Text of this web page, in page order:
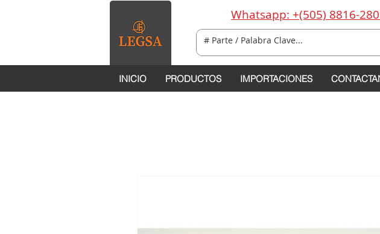
Whatsapp: +(505) 8816-
INICIO PRODUCTOS IMPORTACIONES